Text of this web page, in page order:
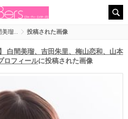
美瑠… 投稿された画像
白間美瑠、吉田朱里、梅山恋和、山本
ロフィールに投稿された画像